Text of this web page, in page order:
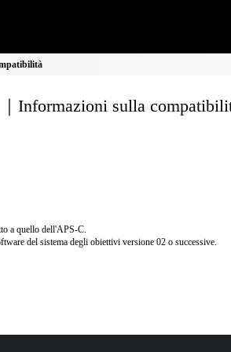
Informazioni sulla
a quello dell'APS-C.
del sistema degli obiettivi versione 02 o successive.